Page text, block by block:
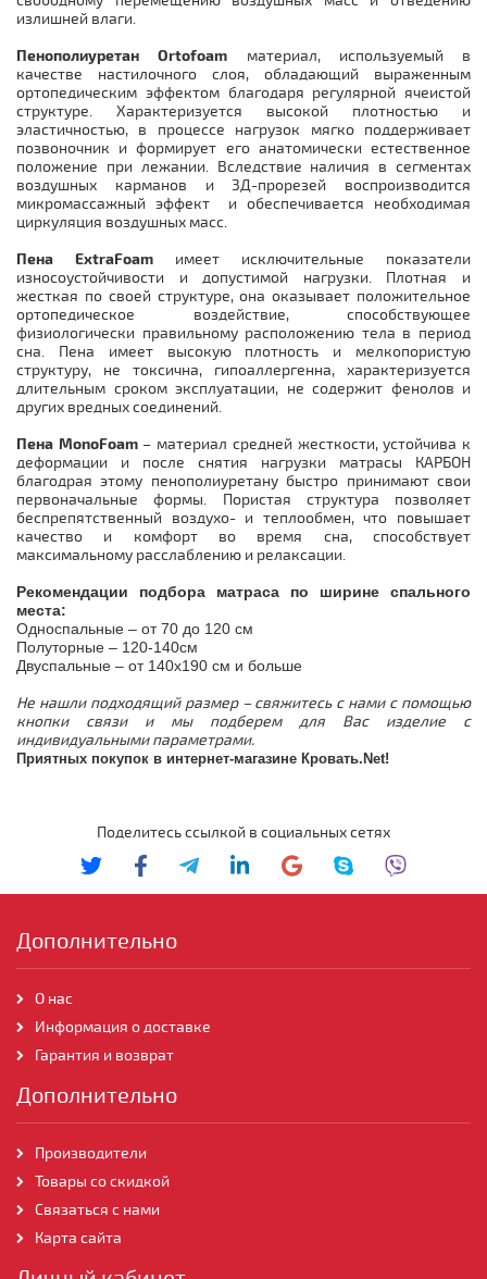
излишней влаги.
Пенополиуретан Ortofoam материал, используемый в
качестве настилочного слоя, обладающий выраженным
ортопедическим эффектом благодаря регулярной ячеистой
структуре. Характеризуется высокой плотностью и
эластичностью, в процессе нагрузок мягко поддерживает
позвоночник и формирует его анатомически естественное
положение при лежании. Вследствие наличия в сегментах
воздушных карманов и 3Д-прорезей воспроизводится
микромассажный эффект и обеспечивается необходимая
циркуляция воздушных масс.
Пена ExtraFoam имеет исключительные показатели
износоустойчивости и допустимой нагрузки. Плотная и
жесткая по своей структуре, она оказывает положительное
ортопедическое воздействие, способствующее
физиологически правильному расположению тела в период
сна. Пена имеет высокую плотность и мелкопористую
структуру, не токсична, гипоаллергенна, характеризуется
длительным сроком эксплуатации, не содержит фенолов и
других вредных соединений.
Пена MonoFoam– материал средней жесткости, устойчива к
деформации и после снятия нагрузки матрасы КАРБОН
благодрая этому пенополиуретану быстро принимают свои
первоначальные формы. Пористая структура позволяет
беспрепятственный воздухо- и теплообмен, что повышает
качество и комфорт во время сна, способствует
максимальному расслаблению и релаксации.
Рекомендации подбора матраса по ширине спального
места:
Односпальные – от 70 до 120 см
Полуторные – 120-140см
Двуспальные – от 140х190 см и больше
Не нашли подходящий размер – свяжитесь с нами с помощью
кнопки связи и мы подберем для Вас изделие с
индивидуальными параметрами.
Приятных покупок в интернет-магазине Кровать. Net!
Поделитесь ссылкой в социальных сетях
Дополнительно
О нас
Информация о доставке
Гарантия и возврат
Дополнительно
Производители
Товары со скидкой
Связаться с нами
Карта сайта